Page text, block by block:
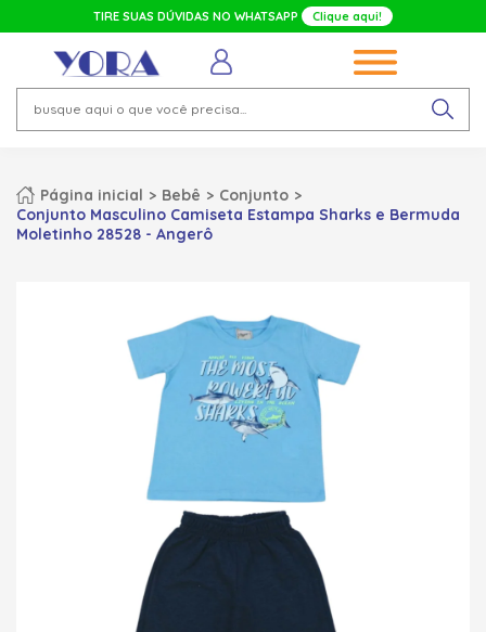
TIRE SUAS DÚVIDAS NO WHATSAPP Clique aqui!
Página inicial Bebê
Conjunto
Conjunto Masculino Camiseta Estampa Sharks e Bermuda
Moletinho 28528 - Angerô